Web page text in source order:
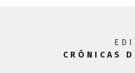
CRÓNICAS